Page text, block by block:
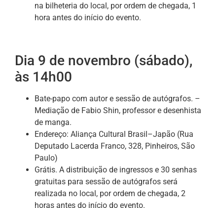
na bilheteria do local, por ordem de chegada, 1
hora antes do início do evento.
Dia 9 de novembro (sábado),
às 14h00
Bate-papo com autor e sessão de autógrafos. –
Mediação de Fabio Shin, professor e desenhista
de manga.
Endereço: Aliança Cultural Brasil–Japão (Rua
Deputado Lacerda Franco, 328, Pinheiros, São
Paulo)
Grátis. A distribuição de ingressos e 30 senhas
gratuitas para sessão de autógrafos será
realizada no local, por ordem de chegada, 2
horas antes do início do evento.